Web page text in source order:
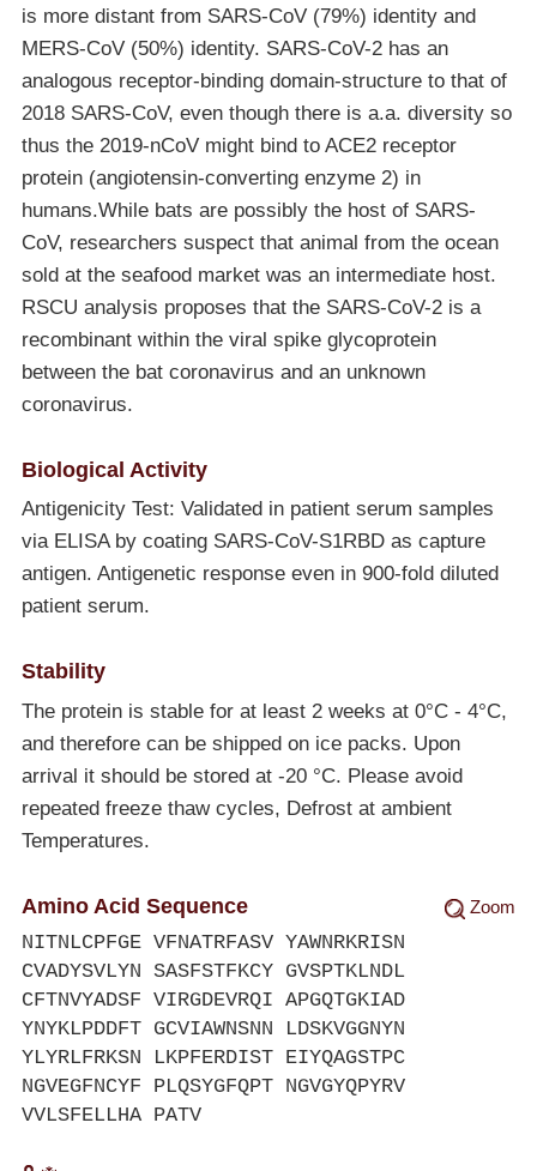
is more distant from SARS-CoV (79%) identity and
MERS-CoV (50%) identity. SARS-CoV-2 has an
analogous receptor-binding domain-structure to that of
2018 SARS-CoV, even though there is a.a. diversity so
thus the 2019-nCoV might bind to ACE2 receptor
protein (angiotensin-converting enzyme 2) in
humans.While bats are possibly the host of SARS-
CoV, researchers suspect that animal from the ocean
sold at the seafood market was an intermediate host.
RSCU analysis proposes that the SARS-CoV-2 is a
recombinant within the viral spike glycoprotein
between the bat coronavirus and an unknown
coronavirus.
Biological Activity
Antigenicity Test: Validated in patient serum samples
via ELISA by coating SARS-CoV-S1RBD as capture
antigen. Antigenetic response even in 900-fold diluted
patient serum.
Stability
The protein is stable for at least 2 weeks at 0°C - 4°C,
and therefore can be shipped on ice packs. Upon
arrival it should be stored at -20 °C. Please avoid
repeated freeze thaw cycles, Defrost at ambient
Temperatures.
Zoom
Amino Acid Sequence
NITNLCPFGE VFNATRFASV YAWNRKRISN
CVADYSVLYN SASFSTFKCY GVSPTKLNDL
CFTNVYADSF VIRGDEVRQI APGQTGKIAD
YNYKLPDDFT GCVIAWNSNN LDSKVGGNYN
YLYRLFRKSN LKPFERDIST EIYQAGSTPC
NGVEGFNCYF PLQSYGFQPT NGVGYQPYRV
VVLSFELLHA PATV